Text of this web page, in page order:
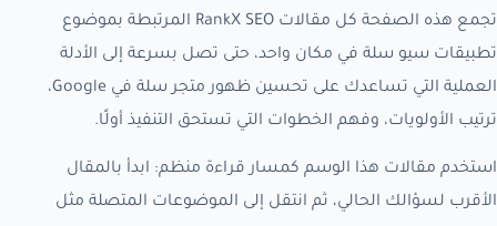
تجمع هذه الصفحة كل مقالات RankX SEO المرتبطة بموضوع
تطبيقات سيو سلة في مكان واحد، حتى تصل بسرعة إلى الأدلة
العملية التي تساعدك على تحسين ظهور متجر سلة في Google،
ترتيب الأولويات، وفهم الخطوات التي تستحق التنفيذ أولًا.
استخدم مقالات هذا الوسم كمسار قراءة منظم: ابدأ بالمقال
الأقرب لسؤالك الحالي، ثم انتقل إلى الموضوعات المتصلة مثل